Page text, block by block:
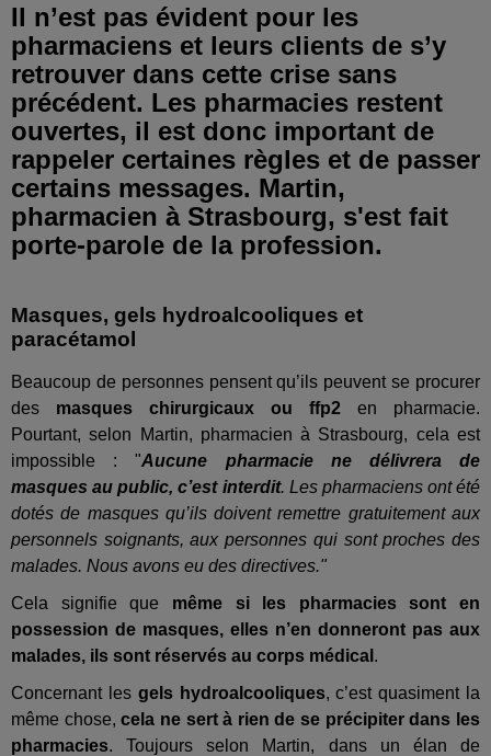
Il n’est pas évident pour les
pharmaciens et leurs clients de s’y
retrouver dans cette crise sans
précédent. Les pharmacies restent
ouvertes, il est donc important de
rappeler certaines règles et de passer
certains messages. Martin,
pharmacien à Strasbourg, s'est fait
porte-parole de la profession.
Masques, gels hydroalcooliques et
paracétamol
Beaucoup de personnes pensent qu’ils peuvent se procurer
des masques chirurgicaux ou ffp2 en pharmacie.
Pourtant, selon Martin, pharmacien à Strasbourg, cela est
impossible : "Aucune pharmacie ne délivrera de
masques au public, c’est interdit. Les pharmaciens ont été
dotés de masques qu’ils doivent remettre gratuitement aux
personnels soignants, aux personnes qui sont proches des
malades. Nous avons eu des directives."
Cela signifie que même si les pharmacies sont en
possession de masques, elles n’en donneront pas aux
malades, ils sont réservés au corps médical .
Concernant les gels hydroalcooliques, c’est quasiment la
même chose,cela ne sert à rien de se précipiter dans les
pharmacies. Toujours selon Martin, dans un élan de